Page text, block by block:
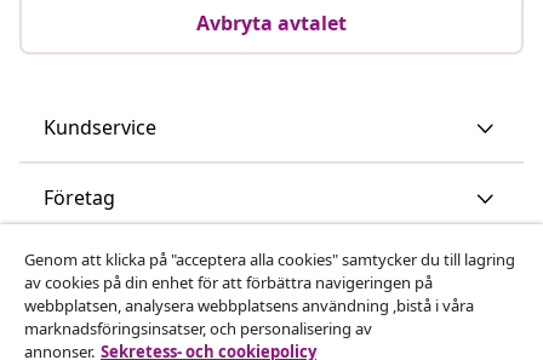
Avbryta avtalet
Kundservice
Företag
vidaXL
Upptäck mer
Genom att klicka på "acceptera alla cookies" samtycker du till lagring
av cookies på din enhet för att förbättra navigeringen på
webbplatsen, analysera webbplatsens användning ,bistå i våra
marknadsföringsinsatser, och personalisering av
annonser. Sekretess- och cookiepolicy